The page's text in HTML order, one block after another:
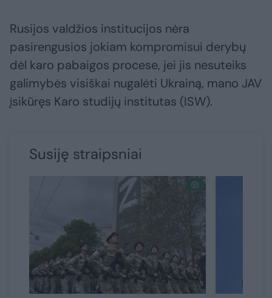
Rusijos valdžios institucijos nėra
pasirengusios jokiam kompromisui derybų
dėl karo pabaigos procese, jei jis nesuteiks
galimybės visiškai nugalėti Ukrainą, mano JAV
įsikūręs Karo studijų institutas (ISW).
Susiję straipsniai